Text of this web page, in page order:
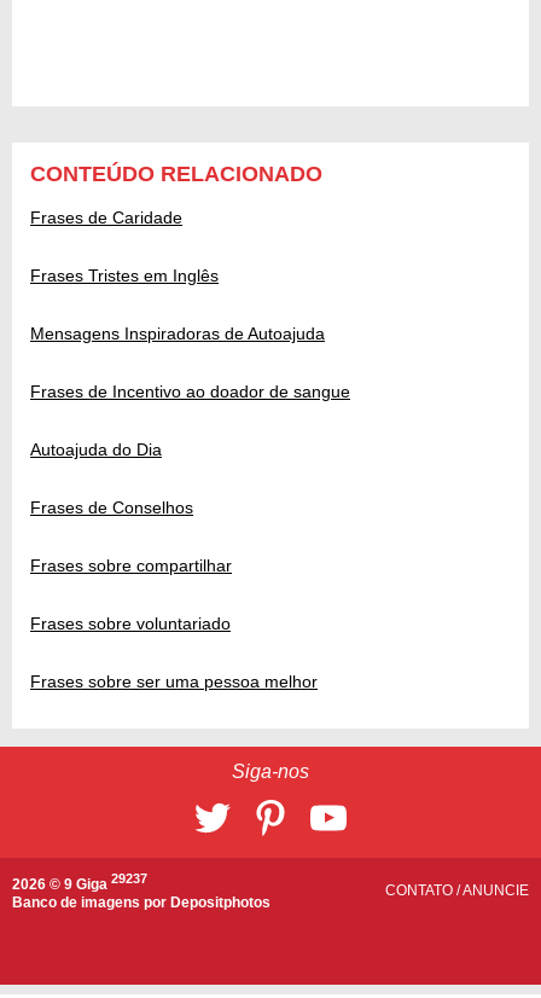
CONTEÚDO RELACIONADO
Frases de Caridade
Frases Tristes em Inglês
Mensagens Inspiradoras de Autoajuda
Frases de Incentivo ao doador de sangue
Autoajuda do Dia
Frases de Conselhos
Frases sobre compartilhar
Frases sobre voluntariado
Frases sobre ser uma pessoa melhor
Siga-nos
2026 © 9 Giga 29237
Banco de imagens por Depositphotos
CONTATO /ANUNCIE